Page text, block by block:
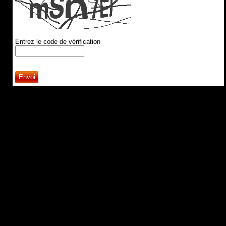
Entrez le code de vérification